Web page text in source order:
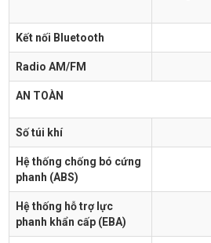
Kết nối Bluetooth
Radio AM/FM
AN TOÀN
Số túi khí
Hệ thống chống bó cứng
phanh (ABS)
Hệ thống hỗ trợ lực
phanh khẩn cấp (EBA)